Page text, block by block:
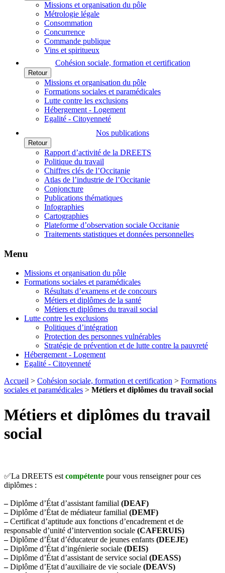
Missions et organisation du pôle
Métrologie légale
Consommation
Concurrence
Commande publique
Vins et spiritueux
Cohésion sociale, formation et certification
Retour
Missions et organisation du pôle
Formations sociales et paramédicales
Lutte contre les exclusions
Hébergement - Logement
Egalité - Citoyenneté
Nos publications
Retour
Rapport d’activité de la DREETS
Politique du travail
Chiffres clés de l’Occitanie
Atlas de l’industrie de l’Occitanie
Conjoncture
Publications thématiques
Infographies
Cartographies
Plateforme d’observation sociale Occitanie
Traitements statistiques et données personnelles
Menu
Missions et organisation du pôle
Formations sociales et paramédicales
Résultats d’examens et de concours
Métiers et diplômes de la santé
Métiers et diplômes du travail social
Lutte contre les exclusions
Politiques d’intégration
Protection des personnes vulnérables
Stratégie de prévention et de lutte contre la pauvreté
Hébergement - Logement
Egalité - Citoyenneté
Accueil > Cohésion sociale, formation et certification > Formations
sociales et paramédicales > Métiers et diplômes du travail social
Métiers et diplômes du travail
social
✅La DREETS est compétente pour vous renseigner pour ces
diplômes :
–Diplôme d’État d’assistant familial (DEAF)
–Diplôme d’État de médiateur familial (DEMF)
–Certificat d’aptitude aux fonctions d’encadrement et de
responsable d’unité d’intervention sociale (CAFERUIS)
–Diplôme d’État d’éducateur de jeunes enfants (DEEJE)
–Diplôme d’État d’ingénierie sociale (DEIS)
–Diplôme d’État d’assistant de service social (DEASS)
–Diplôme d’Etat d’auxiliaire de vie sociale (DEAVS)